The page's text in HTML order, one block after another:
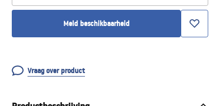
Meld beschikbaarheid
Vraag over product